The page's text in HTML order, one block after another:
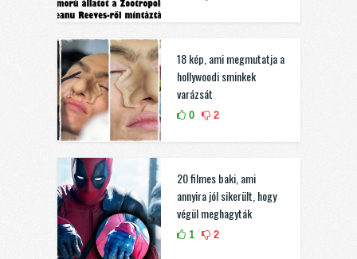
18 kép, ami megmutatja a
hollywoodi sminkek
varázsát
0 2
20 filmes baki, ami
annyira jól sikerült, hogy
végül meghagyták
1 2